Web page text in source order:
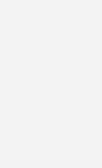
assoziiert.
Green City und sogar
auch Green